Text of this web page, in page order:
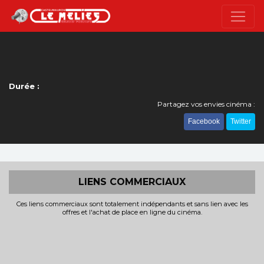
Durée :
Partagez vos envies cinéma :
Facebook Twitter
LIENS COMMERCIAUX
Ces liens commerciaux sont totalement indépendants et sans lien avec les
offres et l'achat de place en ligne du cinéma.